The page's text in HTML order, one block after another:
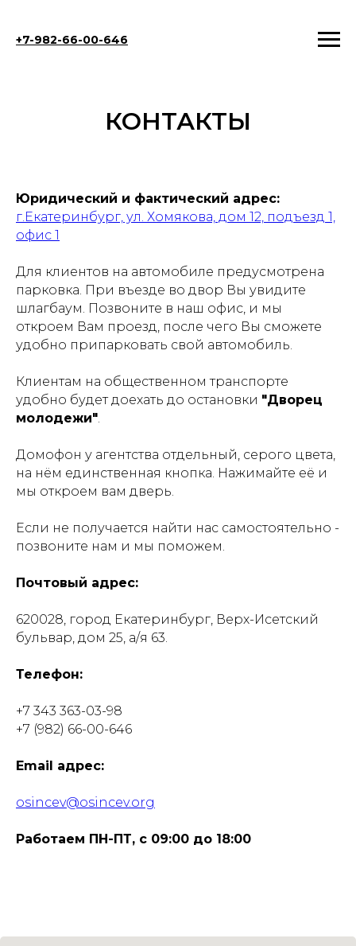
+7-982-66-00-646
КОНТАКТЫ
Юридический и фактический адрес:
г.Екатеринбург, ул. Хомякова, дом 12, подъезд 1,
офис 1
Для клиентов на автомобиле предусмотрена
парковка. При въезде во двор Вы увидите
шлагбаум. Позвоните в наш офис, и мы
откроем Вам проезд, после чего Вы сможете
удобно припарковать свой автомобиль.
Клиентам на общественном транспорте
удобно будет доехать до остановки "Дворец
молодежи".
Домофон у агентства отдельный, серого цвета,
на нём единственная кнопка. Нажимайте её и
мы откроем вам дверь.
Если не получается найти нас самостоятельно -
позвоните нам и мы поможем.
Почтовый адрес:
620028, город Екатеринбург, Верх-Исетский
бульвар, дом 25, а/я 63.
Телефон:
+7 343 363-03-98
+7 (982) 66-00-646
Email адрес:
osincev@osincev.org
Работаем ПН-ПТ, с 09:00 до 18:00